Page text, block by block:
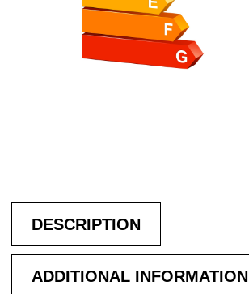
DESCRIPTION
ADDITIONAL INFORMATION